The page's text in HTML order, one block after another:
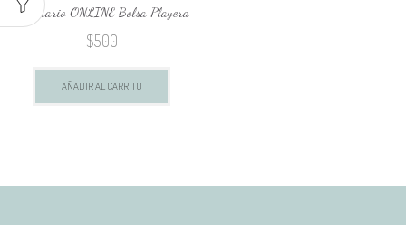
Seminario ONLINE Bolsa Playera
$500
AÑADIR AL CARRITO